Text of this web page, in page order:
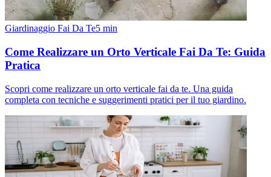
Giardinaggio Fai Da Te5 min
Come Realizzare un Orto Verticale Fai Da Te: Guida
Pratica
Scopri come realizzare un orto verticale fai da te. Una guida
completa con tecniche e suggerimenti pratici per il tuo giardino.